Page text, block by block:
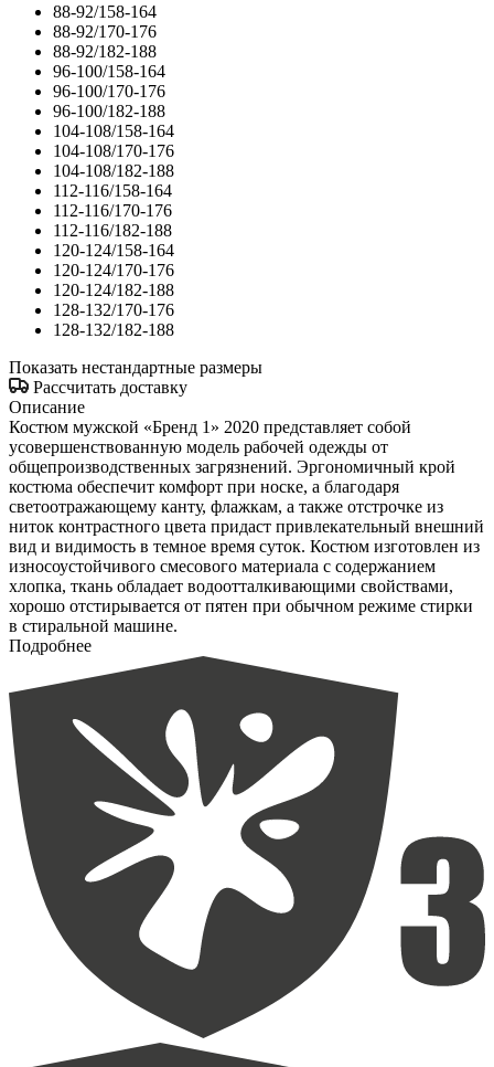
88-92/158-164
88-92/170-176
88-92/182-188
96-100/158-164
96-100/170-176
96-100/182-188
104-108/158-164
104-108/170-176
104-108/182-188
112-116/158-164
112-116/170-176
112-116/182-188
120-124/158-164
120-124/170-176
120-124/182-188
128-132/170-176
128-132/182-188
Показать нестандартные размеры
Рассчитать доставку
Описание
Костюм мужской «Бренд 1» 2020 представляет собой
усовершенствованную модель рабочей одежды от
общепроизводственных загрязнений. Эргономичный крой
костюма обеспечит комфорт при носке, а благодаря
светоотражающему канту, флажкам, а также отстрочке из
ниток контрастного цвета придаст привлекательный внешний
вид и видимость в темное время суток. Костюм изготовлен из
износоустойчивого смесового материала с содержанием
хлопка, ткань обладает водоотталкивающими свойствами,
хорошо отстирывается от пятен при обычном режиме стирки
в стиральной машине.
Подробнее